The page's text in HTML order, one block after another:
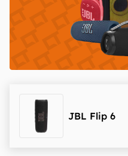
JBL Flip 6